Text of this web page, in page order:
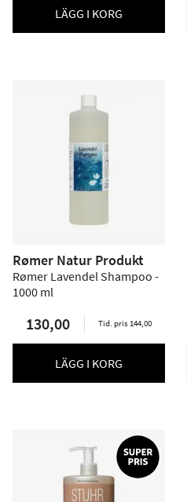
LÄGG I KORG
Rømer Natur Produkt
Rømer Lavendel Shampoo -
1000 ml
130,00 Tid. pris 144,00
LÄGG I KORG